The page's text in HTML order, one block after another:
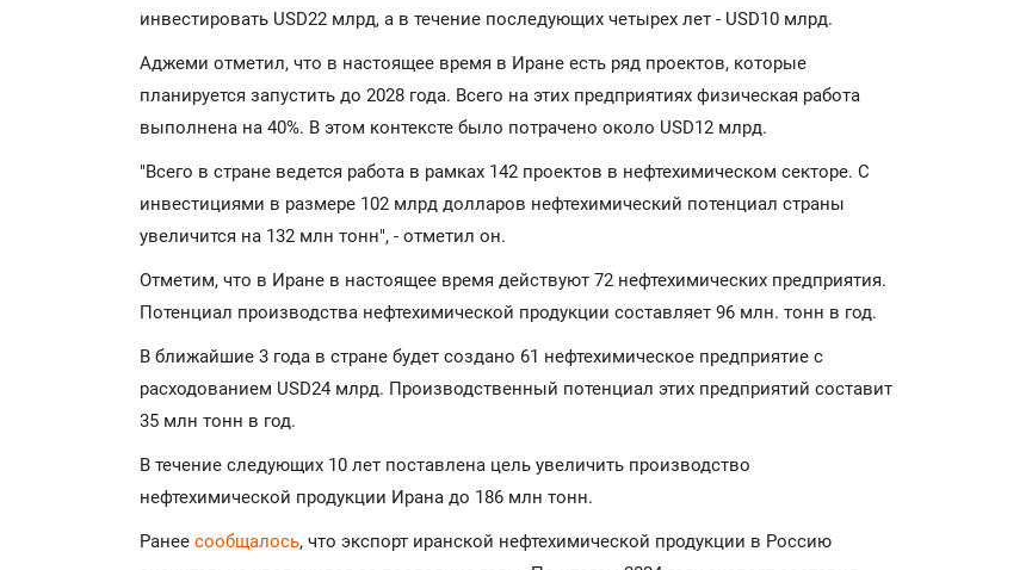
инвестировать USD22 млрд, а в течение последующих четырех лет - USD10 млрд.
Аджеми отметил, что в настоящее время в Иране есть ряд проектов, которые
планируется запустить до 2028 года. Всего на этих предприятиях физическая работа
выполнена на 40%. В этом контексте было потрачено около USD12 млрд.
"Всего в стране ведется работа в рамках 142 проектов в нефтехимическом секторе. С
инвестициями в размере 102 млрд долларов нефтехимический потенциал страны
увеличится на 132 млн тонн", - отметил он.
Отметим, что в Иране в настоящее время действуют 72 нефтехимических предприятия.
Потенциал производства нефтехимической продукции составляет 96 млн. тонн в год.
В ближайшие 3 года в стране будет создано 61 нефтехимическое предприятие с
расходованием USD24 млрд. Производственный потенциал этих предприятий составит
35 млн тонн в год.
В течение следующих 10 лет поставлена цель увеличить производство
нефтехимической продукции Ирана до 186 млн тонн.
Ранее сообщалось, что экспорт иранской нефтехимической продукции в Россию